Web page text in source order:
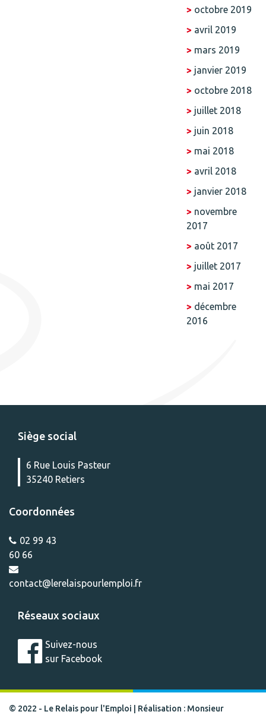
octobre 2019
avril 2019
mars 2019
janvier 2019
octobre 2018
juillet 2018
juin 2018
mai 2018
avril 2018
janvier 2018
novembre
2017
août 2017
juillet 2017
mai 2017
décembre
2016
Siège social
6 Rue Louis Pasteur
35240 Retiers
Coordonnées
02 99 43
60 66
contact@lerelaispourlemploi.fr
Réseaux sociaux
Suivez-nous
sur Facebook
© 2022 - Le Relais pour l'Emploi Réalisation : Monsieur